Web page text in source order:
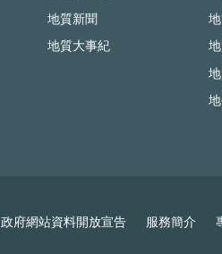
地質新聞
地質大事紀
政府網站資料開放宣告 服務簡介